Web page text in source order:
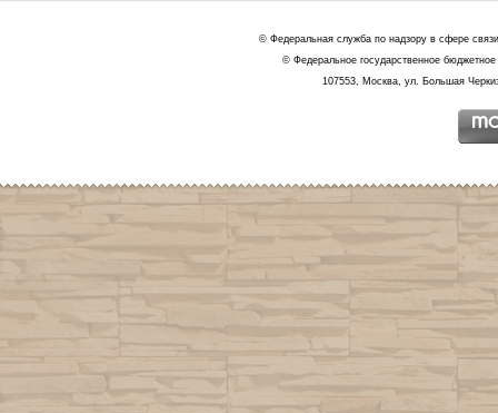
© Федеральная служба по надзору в сфере
© Федеральное государственное
107553, Москва, ул. Большая